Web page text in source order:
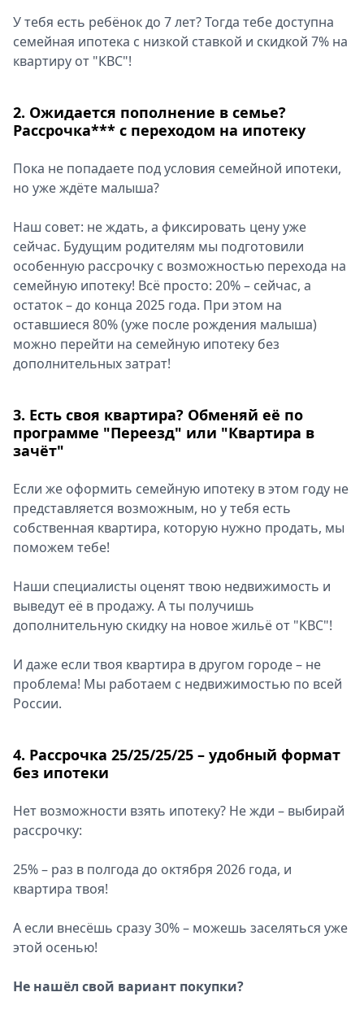
У тебя есть ребёнок до 7 лет? Тогда тебе доступна
семейная ипотека с низкой ставкой и скидкой 7% на
квартиру от "КВС"!
2. Ожидается пополнение в семье?
Рассрочка*** с переходом на ипотеку
Пока не попадаете под условия семейной ипотеки,
но уже ждёте малыша?
Наш совет: не ждать, а фиксировать цену уже
сейчас. Будущим родителям мы подготовили
особенную рассрочку с возможностью перехода на
семейную ипотеку! Всё просто: 20% – сейчас, а
остаток – до конца 2025 года. При этом на
оставшиеся 80% (уже после рождения малыша)
можно перейти на семейную ипотеку без
дополнительных затрат!
3. Есть своя квартира? Обменяй её по
программе "Переезд" или "Квартира в
зачёт"
Если же оформить семейную ипотеку в этом году не
представляется возможным, но у тебя есть
собственная квартира, которую нужно продать, мы
поможем тебе!
Наши специалисты оценят твою недвижимость и
выведут её в продажу. А ты получишь
дополнительную скидку на новое жильё от "КВС"!
И даже если твоя квартира в другом городе – не
проблема! Мы работаем с недвижимостью по всей
России.
4. Рассрочка 25/25/25/25 – удобный формат
без ипотеки
Нет возможности взять ипотеку? Не жди – выбирай
рассрочку:
25% – раз в полгода до октября 2026 года, и
квартира твоя!
А если внесёшь сразу 30% – можешь заселяться уже
этой осенью!
Не нашёл свой вариант покупки?